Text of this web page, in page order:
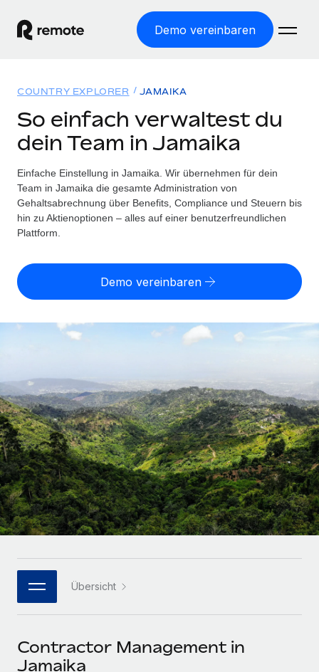
Demo vereinbaren
WELTWEITE BESCHÄFTIGUNG
Globale Payroll
Einfache, rechtssicher Payroll
Employer of Record
Weltweites Wachstum ohne Kosten für Niederlassungen
Contractor of Record
Rechtssichere, weltweite Arbeit mit Freelancer:innen
Globales Onboarding und Verwalten von
Freelancer:innen
Auslagern von komplexen HR-Aufgaben
INFRASTRUKTUR
Remote Embedded
Nahtlose Integration der HR in bestehende Abläufe
Plattform
Integrierte HR-Kernfunktionen für dein Team
MCP
Integrationen
Tools
Lösungen
WELTWEITE ABDECKUNG
Country Explorer
Länderspezifische Unterstützung bei der Einstellung
Einfache Einstellung in allen US-Bundesstaaten
Startups
Agile HR- und Payroll-Lösungen für wachsende
Unternehmen
Mittelstand
Maßgeschneiderte HR-Lösungen, um Teams zu
vergrößern
Enterprise
Globale HR für Konzerne und Großunternehmen
PARTNER WERDEN
Flexible Einbettung von Global-HR-Funktionen in deine
Partner werden
Ressourcen
TOOLS UND RECHNER
Scheinselbstständigkeitsrisiko berechnen
Personalkostenrechner
Gesamtbeschäftigungskosten
Informationen zu möglichen Währungen und
Abwicklungsfristen für globale Freelancer:innen
LERNEN MIT REMOTE
Forschung und Leitfäden
Fallstudien
HR-Glossar
Bibliothek für Stellenbeschreibungen
Webinare
Events
Preise
Français
Deutsch
Español
Italiano
Português (Portugal)
한국어
COUNTRY EXPLORER JAMAIKA
So einfach verwaltest du
dein Team in Jamaika
Einfache Einstellung in Jamaika. Wir übernehmen für dein
Team in Jamaika die gesamte Administration von
Gehaltsabrechnung über Benefits, Compliance und Steuern bis
hin zu Aktienoptionen – alles auf einer benutzerfreundlichen
Plattform.
Demo vereinbaren
Übersicht
Contractor Management in
Jamaika